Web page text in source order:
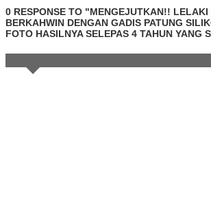
0 RESPONSE TO "MENGEJUTKAN!! LELAKI
BERKAHWIN DENGAN GADIS PATUNG
FOTO HASILNYA SELEPAS 4 TAHUN YANG